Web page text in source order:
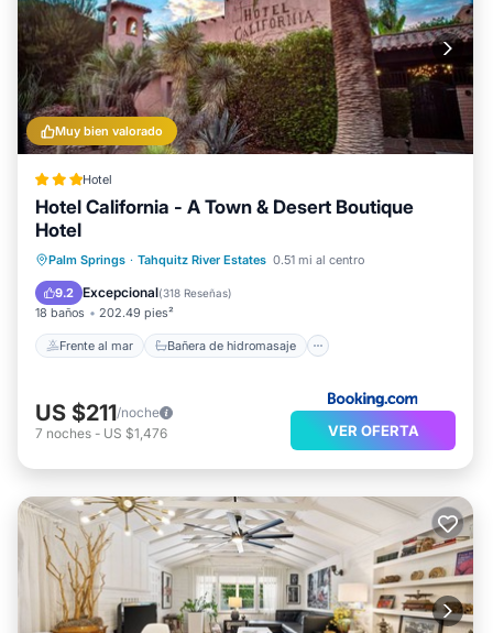
Muy bien valorado
Hotel
Hotel California - A Town & Desert Boutique
Hotel
Palm Springs · Tahquitz River Estates 0.51 mi al centro
9.2 Excepcional(318 Reseñas)
18 baños 202.49 pies²
Frente al mar Bañera de hidromasaje
Frente al mar
Bañera de hidromasaje
Aparcamiento
US $211/noche
7 noches - US $1,476 VER OFERTA